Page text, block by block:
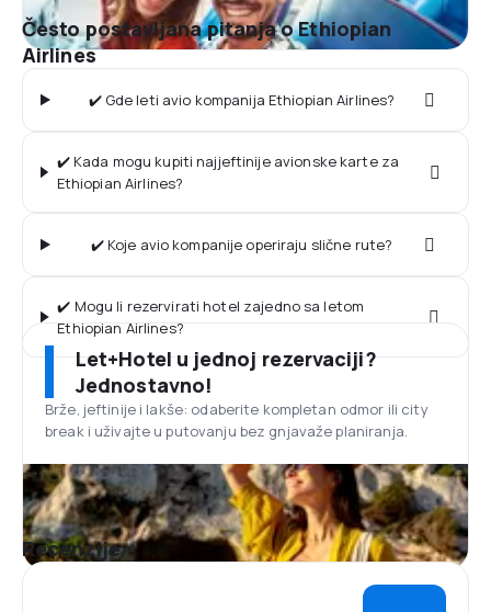
Često postavljana pitanja o Ethiopian
Airlines
✔️ Gde leti avio kompanija Ethiopian Airlines?
✔️ Kada mogu kupiti najjeftinije avionske karte za
Ethiopian Airlines?
✔️ Koje avio kompanije operiraju slične rute?
✔️ Mogu li rezervirati hotel zajedno sa letom
Ethiopian Airlines?
Let+Hotel u jednoj rezervaciji?
Jednostavno!
Brže, jeftinije i lakše: odaberite kompletan odmor ili city
break i uživajte u putovanju bez gnjavaže planiranja.
Recenzije